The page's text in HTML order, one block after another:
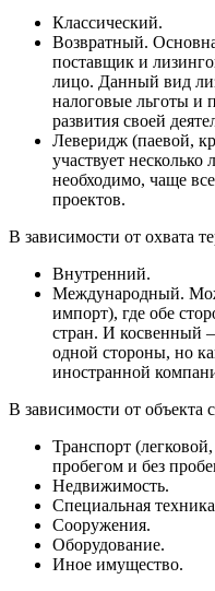
Классический.
Возвратный.
поставщик и
лицо. Данный вид
налоговые льготы и
развития своей
Леверидж (паевой,
участвует
необходимо, чаще
проектов.
В зависимости от охвата
Внутренний.
Международный.
импорт), где обе
стран. И косвенный
одной стороны, но
иностранной
В зависимости от объекта
Транспорт
пробегом и без
Недвижимость.
Специальная
Сооружения.
Оборудование.
Иное имущество.